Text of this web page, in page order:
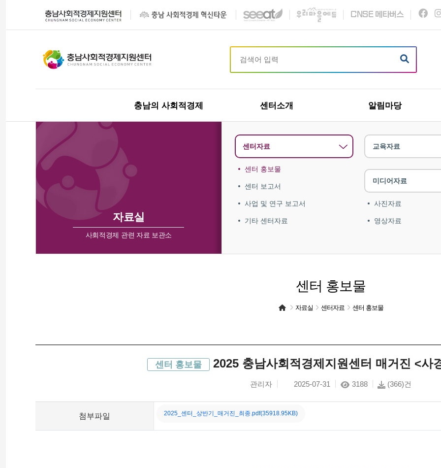
C NSE메타버스
충남의 사회적경제 센터소개 알림마당
자료실
사회적경제 관련 자료 보관소
센터자료
센터 홍보물
센터 보고서
사업 및 연구 보고서
기타 센터자료
교육자료
미디어자료
사진자료
영상자료
센터 홍보물
자료실 센터자료 센터 홍보물
센터 홍보물 2025 충남사회적경제지원센터 매거진 <사
관리자 2025-07-31 3188 (366)건
첨부파일 2025_센터_상반기_매거진_최종.pdf(35918.95KB)